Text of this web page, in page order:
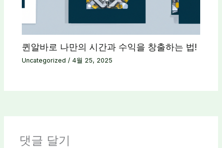
퀸알바로 나만의 시간과 수익을 창출하는 법!
Uncategorized /4월 25, 2025
댓글 달기